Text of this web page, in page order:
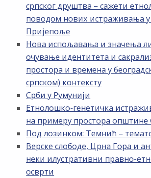
српског друштва – сажети
поводом нових истраживања
Пријепоље
Нова испољавања и значења
очување идентитета и
простора и времена у
српском) контексту
Срби у Румунији
Етнолошко-генетичка
на примеру простора
Под лозинком: Темнић –
Верске слободе, Црна Гора и
неки илустративни правно-
осврти